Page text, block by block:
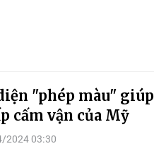
"phép màu"
cấm vận của Mỹ
2024 03:30